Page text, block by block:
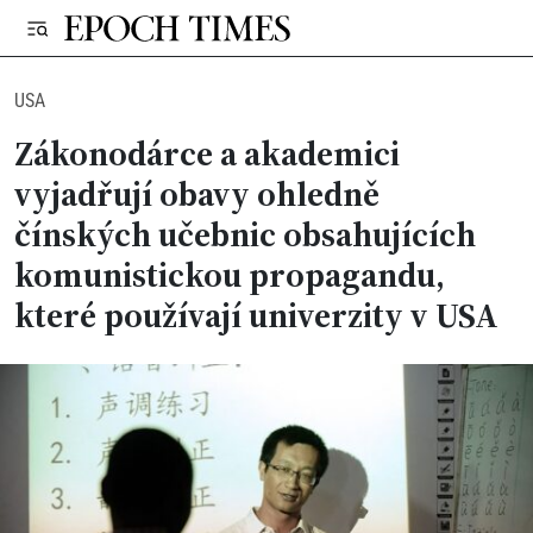
USA
Zákonodárce a akademici
vyjadřují obavy ohledně
čínských učebnic obsahujících
komunistickou propagandu,
které používají univerzity v USA